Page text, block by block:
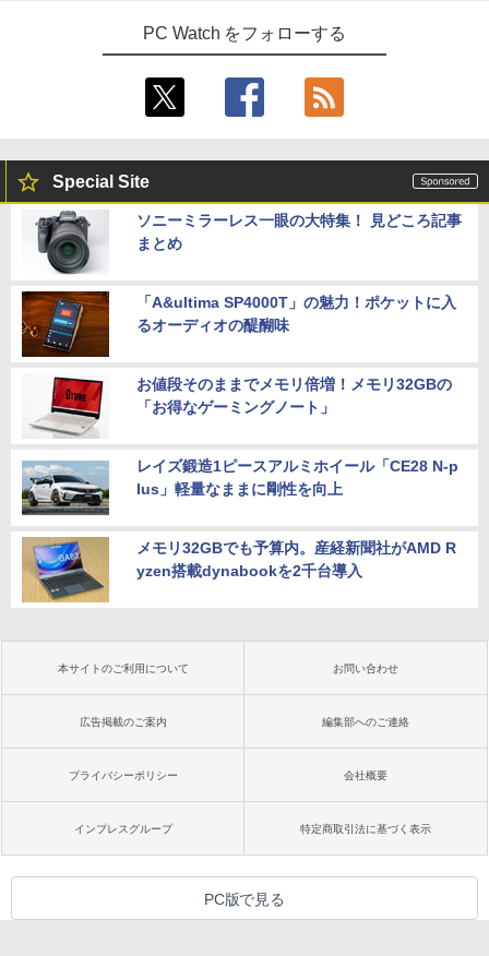
デスクトップパソコン Windows11 Offic
Core i5-6500 i5 i7-14700F｜ SSD 256G
B～2TB｜メモリ 8～64GB DDR4/5｜ デ
eスポーツ入門 Geforce GT1030搭載！
Win11 Office 24型液晶 ゲーミングキー
ボード・マウス[8世代 Corei5 8GB SSD2
￥65,980
ハイビジョン 21インチ 液晶モニター ア
イリスオーヤマ DT-JF *
￥11,980
【2026年最新改良版・高級金属製】【タ
ッチ選択】モバイルモニター 15.6インチ
タッチパネル ワイヤレス接続 電池内蔵
自立スタンド モバイルモニター スタンド
ゲーミングモニター 1080PフルHD 高画
￥14,580
￥2,750
PC Watch をフォローする
Special Site
ソニーミラーレス一眼の大特集！ 見どころ記事
まとめ
「A&ultima SP4000T」の魅力！ポケットに入
るオーディオの醍醐味
お値段そのままでメモリ倍増！メモリ32GBの
「お得なゲーミングノート」
レイズ鍛造1ピースアルミホイール「CE28 N-p
lus」軽量なままに剛性を向上
メモリ32GBでも予算内。産経新聞社がAMD R
yzen搭載dynabookを2千台導入
本サイトのご利用について お問い合わせ
広告掲載のご案内 編集部へのご連絡
プライバシーポリシー 会社概要
インプレスグループ 特定商取引法に基づく表示
PC版で見る